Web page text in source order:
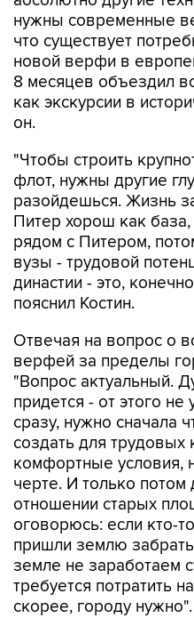
нужны современные
что существует
новой верфи в
8 месяцев объездил
как экскурсии в
он.
"Чтобы строить
флот, нужны другие
разойдешься. Жизнь
Питер хорош как
рядом с Питером,
вузы - трудовой
династии - это,
пояснил Костин.
Отвечая на вопрос о
верфей за пределы
"Вопрос актуальный.
придется - от этого не
сразу, нужно сначала
создать для трудовых
комфортные условия,
черте. И только потом
отношении старых
оговорюсь: если кто-
пришли землю
земле не заработаем
требуется потратить
скорее, городу нужно".